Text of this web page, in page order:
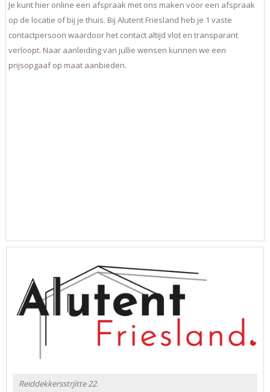
Je kunt hier online een afspraak met ons maken voor een afspraak
op de locatie of bij je thuis. Bij Alutent Friesland heb je 1 vaste
contactpersoon waardoor het contact altijd vlot en transparant
verloopt. Naar aanleiding van jullie wensen kunnen we een
prijsopgaaf op maat aanbieden.
Reiddekkersstrjitte 22.